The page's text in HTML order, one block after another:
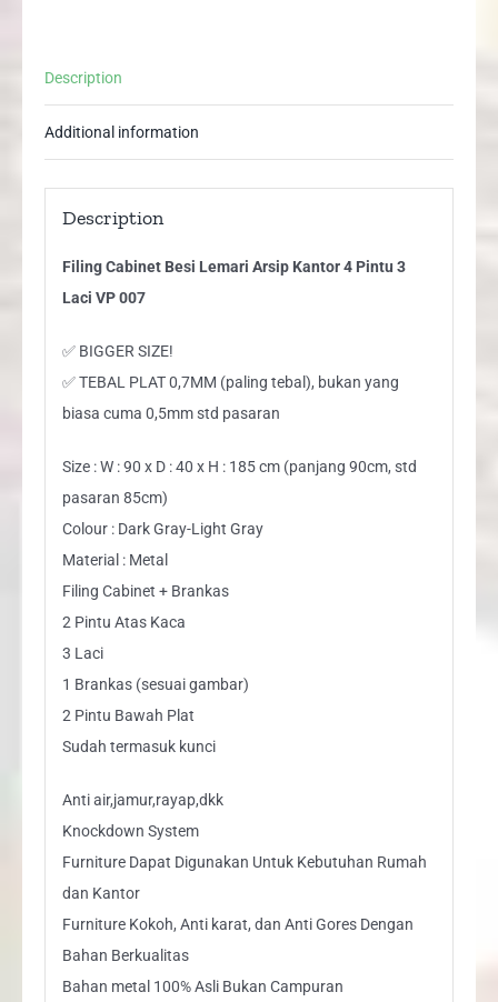
Description
Additional information
Description
Filing Cabinet Besi Lemari Arsip Kantor 4 Pintu 3
Laci VP 007
✅ BIGGER SIZE!
✅ TEBAL PLAT 0,7MM (paling tebal), bukan yang
biasa cuma 0,5mm std pasaran
Size : W : 90 x D : 40 x H : 185 cm (panjang 90cm, std
pasaran 85cm)
Colour : Dark Gray-Light Gray
Material : Metal
Filing Cabinet + Brankas
2 Pintu Atas Kaca
3 Laci
1 Brankas (sesuai gambar)
2 Pintu Bawah Plat
Sudah termasuk kunci
Anti air,jamur,rayap,dkk
Knockdown System
Furniture Dapat Digunakan Untuk Kebutuhan Rumah
dan Kantor
Furniture Kokoh, Anti karat, dan Anti Gores Dengan
Bahan Berkualitas
Bahan metal 100% Asli Bukan Campuran